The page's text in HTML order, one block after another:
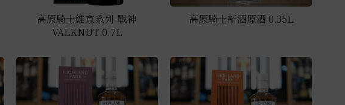
高原騎士維京系列-戰神
VALKNUT 0.7L
高原騎士新酒原酒 0.35L